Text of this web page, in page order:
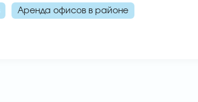
Аренда офисов в районе